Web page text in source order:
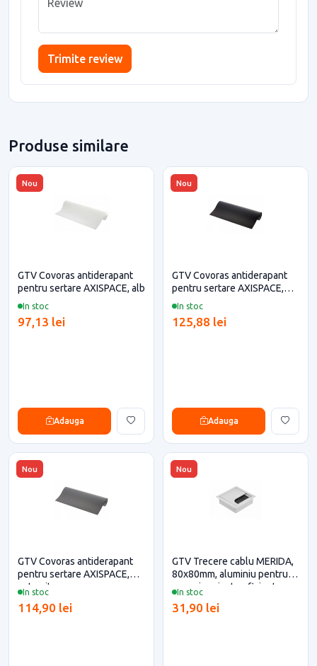
Trimite review
Produse similare
Nou
In stoc
GTV Covoras antiderapant
pentru sertare AXISPACE, alb
97,13 lei
Adauga
Nou
In stoc
GTV Covoras antiderapant
pentru sertare AXISPACE,
negru
125,88 lei
Adauga
Nou
In stoc
GTV Covoras antiderapant
pentru sertare AXISPACE,
antracit
114,90 lei
Nou
In stoc
GTV Trecere cablu MERIDA,
80x80mm, aluminiu pentru
casa si proiecte eficiente
31,90 lei